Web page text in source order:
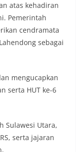
atas kehadiran
Pemerintah
cendramata
sebagai
mengucapkan
serta HUT ke-6
Sulawesi Utara,
serta jajaran